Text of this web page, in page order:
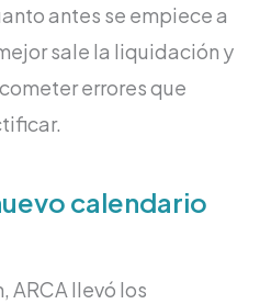
antes se empiece a
sale la liquidación y
errores que
calendario
ARCA llevó los